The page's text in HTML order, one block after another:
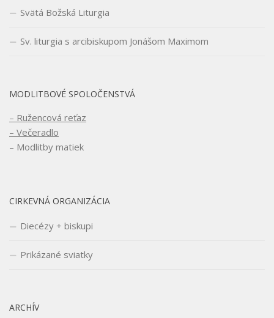
Svätá Božská Liturgia
Sv. liturgia s arcibiskupom Jonášom Maximom
MODLITBOVÉ SPOLOČENSTVÁ
– Ružencová reťaz
– Večeradlo
– Modlitby matiek
CIRKEVNÁ ORGANIZÁCIA
Diecézy + biskupi
Prikázané sviatky
ARCHÍV